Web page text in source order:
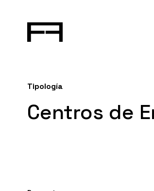
Tipología
Centros de